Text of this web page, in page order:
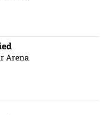
Arena